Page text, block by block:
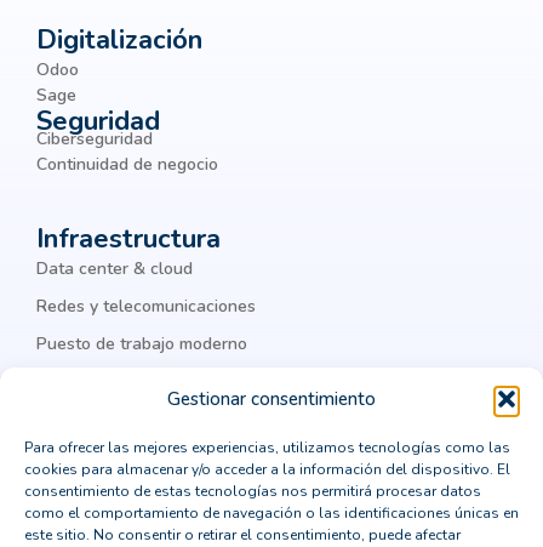
Gestionar consentimiento
Para ofrecer las mejores experiencias, utilizamos tecnologías como las
cookies para almacenar y/o acceder a la información del dispositivo. El
consentimiento de estas tecnologías nos permitirá procesar datos
como el comportamiento de navegación o las identificaciones únicas en
este sitio. No consentir o retirar el consentimiento, puede afectar
Big Data
Botnets
Business Intelligence
business process management
chatbots
ciber amenazas
ciberseguridad corporativa
Cisco Meraki
Citrix
cloud computing
cloud privada
colaboración
Colaboración Empresarial
como integrar un ERP
comprar un crm vertical
computación en la nube
consejos para la transformación digital
Digitalización
Odoo
Sage
Seguridad
Ciberseguridad
Continuidad de negocio
Infraestructura
Data center & cloud
Redes y telecomunicaciones
Puesto de trabajo moderno
Legal
Política de privacidad
Política de cookies